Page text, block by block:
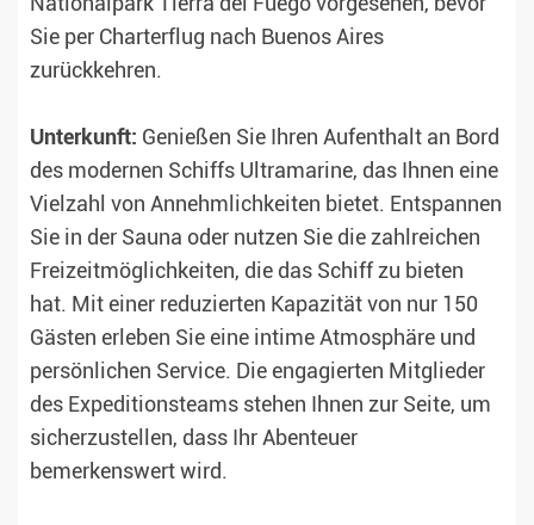
Sie per Charterflug nach Buenos Aires
zurückkehren.
Unterkunft: Genießen Sie Ihren Aufenthalt an Bord
des modernen Schiffs Ultramarine, das Ihnen eine
Vielzahl von Annehmlichkeiten bietet. Entspannen
Sie in der Sauna oder nutzen Sie die zahlreichen
Freizeitmöglichkeiten, die das Schiff zu bieten
hat. Mit einer reduzierten Kapazität von nur 150
Gästen erleben Sie eine intime Atmosphäre und
persönlichen Service. Die engagierten Mitglieder
des Expeditionsteams stehen Ihnen zur Seite, um
sicherzustellen, dass Ihr Abenteuer
bemerkenswert wird.